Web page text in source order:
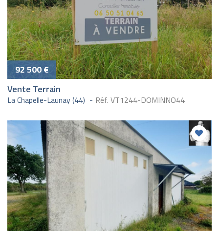
92 500 €
Vente Terrain
La Chapelle-Launay (44) Réf. VT1244-DOMINNO44